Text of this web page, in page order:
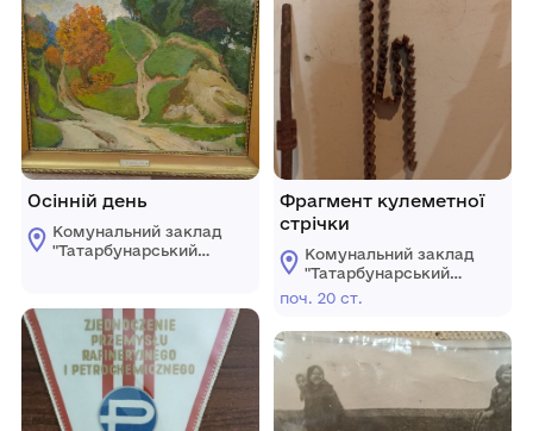
Осінній день
Комунальний заклад
"Татарбунарський
Татарбунарської
міської ради
Фрагмент кулеметної
стрічки
Комунальний заклад
"Татарбунарський
історико -
Татарбунарської
міської ради
поч. 20 ст.